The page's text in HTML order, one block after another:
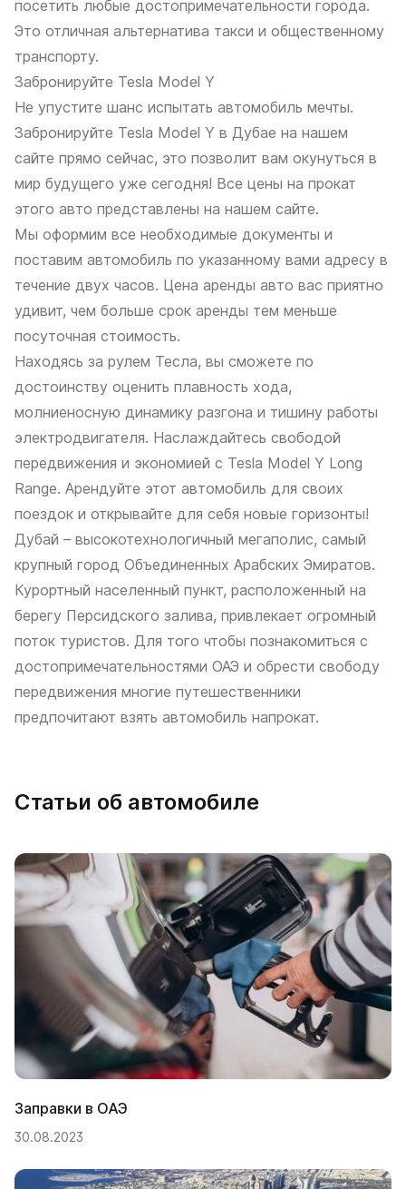
посетить любые достопримечательности города.
Это отличная альтернатива такси и общественному
транспорту.
Забронируйте Tesla Model Y
Не упустите шанс испытать автомобиль мечты.
Забронируйте Tesla Model Y в Дубае на нашем
сайте прямо сейчас, это позволит вам окунуться в
мир будущего уже сегодня! Все цены на прокат
этого авто представлены на нашем сайте.
Мы оформим все необходимые документы и
поставим автомобиль по указанному вами адресу в
течение двух часов. Цена аренды авто вас приятно
удивит, чем больше срок аренды тем меньше
посуточная стоимость.
Находясь за рулем Тесла, вы сможете по
достоинству оценить плавность хода,
молниеносную динамику разгона и тишину работы
электродвигателя. Наслаждайтесь свободой
передвижения и экономией с Tesla Model Y Long
Range. Арендуйте этот автомобиль для своих
поездок и открывайте для себя новые горизонты!
Дубай – высокотехнологичный мегаполис, самый
крупный город Объединенных Арабских Эмиратов.
Курортный населенный пункт, расположенный на
берегу Персидского залива, привлекает огромный
поток туристов. Для того чтобы познакомиться с
достопримечательностями ОАЭ и обрести свободу
передвижения многие путешественники
предпочитают взять автомобиль напрокат.
Статьи об автомобиле
Заправки в ОАЭ
30.08.2023